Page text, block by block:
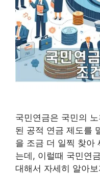
국민연금은 국민의
된 공적 연금 제도를
을 조금 더 일찍 찾아
는데, 이럴때 국민연
대해서 자세히 알아